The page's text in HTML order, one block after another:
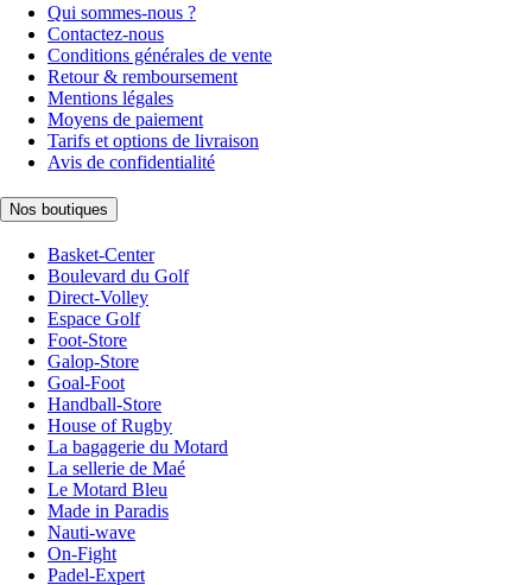
Qui sommes-nous ?
Contactez-nous
Conditions générales de vente
Retour & remboursement
Mentions légales
Moyens de paiement
Tarifs et options de livraison
Avis de confidentialité
Nos boutiques
Basket-Center
Boulevard du Golf
Direct-Volley
Espace Golf
Foot-Store
Galop-Store
Goal-Foot
Handball-Store
House of Rugby
La bagagerie du Motard
La sellerie de Maé
Le Motard Bleu
Made in Paradis
Nauti-wave
On-Fight
Padel-Expert